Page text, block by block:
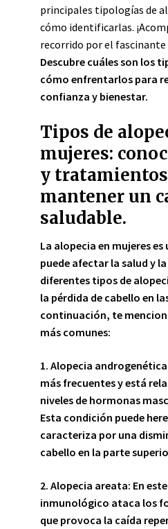
principales tipologías de
cómo identificarlas.
recorrido por el
Descubre cuáles son los
cómo enfrentarlos para
confianza y bienestar.
Tipos de
mujeres:
y
mantener un
saludable.
La alopecia en mujeres
puede afectar la salud y
diferentes tipos de
la pérdida de cabello en
continuación, te
más comunes:
1. Alopecia
más frecuentes y está
niveles de hormonas
Esta condición puede
caracteriza por una
cabello en la parte
2. Alopecia areata: En
inmunológico ataca los
que provoca la caída